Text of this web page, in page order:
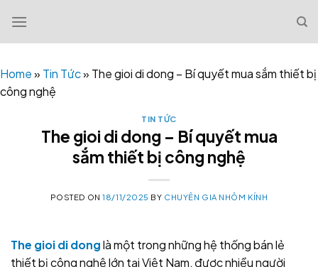
content
Home» Tin Tức» The gioi di dong – Bí quyết mua sắm thiết bị
công nghệ
TIN TỨC
The gioi di dong – Bí quyết mua
sắm thiết bị công nghệ
POSTED ON18/11/2025 BY CHUYÊN GIA NHÔM KÍNH
The gioi di donglà một trong những hệ thống bán lẻ
thiết bị công nghệ lớn tại Việt Nam, được nhiều người